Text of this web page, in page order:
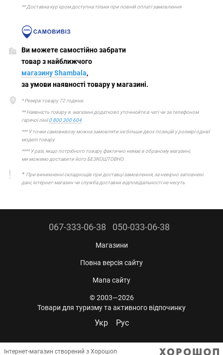
** Доставка кур'єром доступна тільки при повній оплаті замовлення
Ви можете самостійно забрати
товар з найближчого
магазину Shambala,
за умови наявності товару у магазині.
* Резерв товару 72 години.
** Наявність товару в магазині додатково уточнюйте в чаті чи за телефоном
гарячої лінії0 800 300 604
*** У точки самовивозу можна замовляти не більше двох позицій у розмірі однієї
моделі товару
**** У разі, якщо потрібного товару фактично немає в обраному магазині,
ми можемо доставити його БЕЗКОШТОВНО.
*При виникненні складнощів при доставці замовлення, за невірно заповнені
дані, інтернет-магазин чи служба доставки відповідальності не несуть
067-333-06-38 050-033-06-38
Магазини
Повна версія сайту
Мапа сайту
© 2003—2026
Товари для туризму та активного відпочинку
Укр Рус
Інтернет-магазин створений з Хорошоп